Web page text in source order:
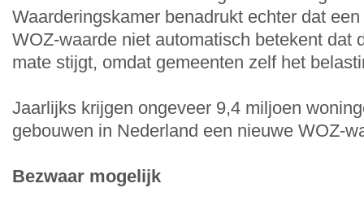
Waarderingskamer benadrukt echter dat
WOZ-waarde niet automatisch betekent dat
mate stijgt, omdat gemeenten zelf het
Jaarlijks krijgen ongeveer 9,4 miljoen
gebouwen in Nederland een nieuwe WOZ-
Bezwaar mogelijk